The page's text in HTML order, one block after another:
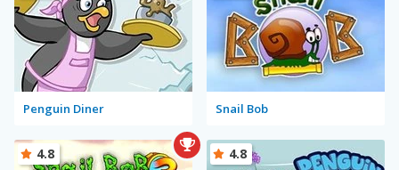
Penguin Diner Snail Bob
4.8 4.8